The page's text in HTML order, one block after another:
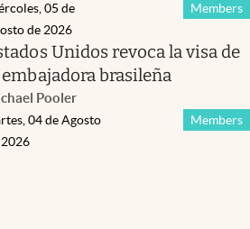
Members
05 de
de 2026
Unidos revoca la visa de
brasileña
Pooler
Members
04 de Agosto